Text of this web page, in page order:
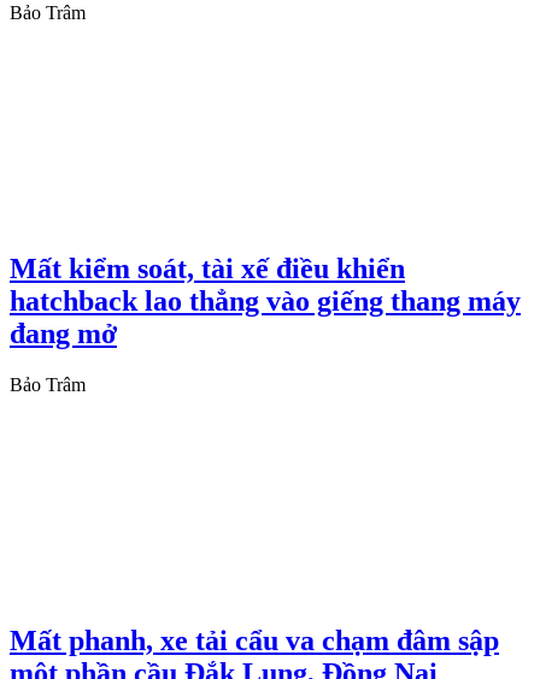
Bảo Trâm
Mất kiểm soát, tài xế điều khiển
hatchback lao thẳng vào giếng thang máy
đang mở
Bảo Trâm
Mất phanh, xe tải cẩu va chạm đâm sập
một phần cầu Đắk Lung, Đồng Nai